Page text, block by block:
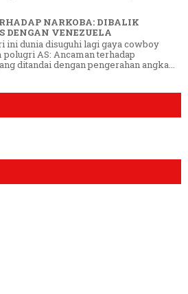
NARKOBA: DIBALIK
DENGAN VENEZUELA
ini dunia disuguhi lagi gaya cowboy
polugri AS: Ancaman terhadap
ditandai dengan pengerahan angka...